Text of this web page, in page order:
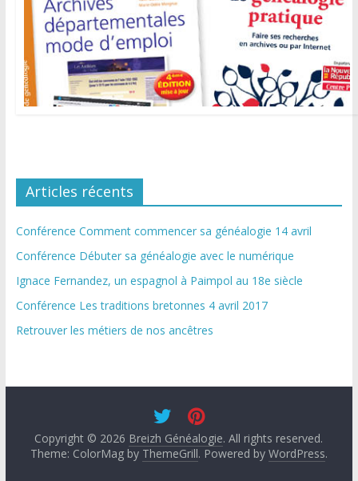
Articles récents
Conférence Comment commencer sa généalogie 14 avril
Conférence Débuter sa généalogie avec le numérique
Ignace Fernandez, un espagnol à Paimpol au 18e siècle
Conférence Les traditions bretonnes 4 avril 2017
Retrouver les métiers de nos ancêtres
Copyright © 2026 Breizh Généalogie. All rights reserved.
Theme: ColorMag by ThemeGrill. Powered by WordPress.